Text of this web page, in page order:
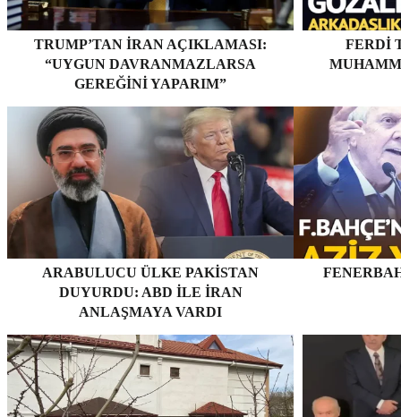
TRUMP’TAN İRAN AÇIKLAMASI:
“UYGUN DAVRANMAZLARSA
GEREĞINI YAPARIM”
FERDI
ARABULUCU ÜLKE PAKISTAN
DUYURDU: ABD ILE İRAN
ANLAŞMAYA VARDI